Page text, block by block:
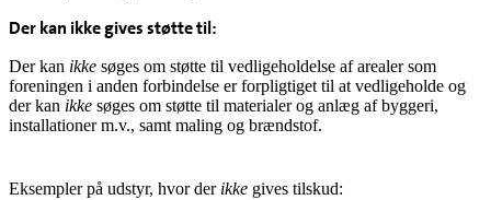
Der kan ikke gives støtte til:
Der kan ikke søges om støtte til vedligeholdelse af arealer som
foreningen i anden forbindelse er forpligtiget til at vedligeholde og
der kan ikke søges om støtte til materialer og anlæg af byggeri,
installationer m.v., samt maling og brændstof.
Eksempler på udstyr, hvor der ikke gives tilskud: